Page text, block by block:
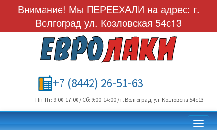
Внимание! Мы ПЕРЕЕХАЛИ на адрес: г.
Волгоград ул. Козловская 54с13
+7 (8442) 26-51-63
Пн-Пт: 9:00-17:00 / Сб: 9:00-14:00 / г. Волгоград, ул. Козловска 54с13